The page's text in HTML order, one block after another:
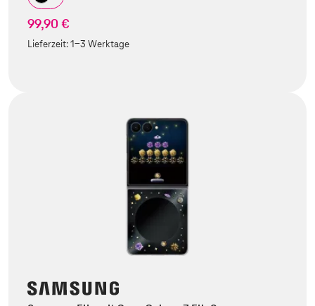
99,90 €
Lieferzeit:1-3 Werktage